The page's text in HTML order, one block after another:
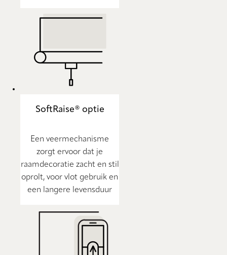
SoftRaise® optie
Een veermechanisme
zorgt ervoor dat je
raamdecoratie zacht en stil
oprolt, voor vlot gebruik en
een langere levensduur